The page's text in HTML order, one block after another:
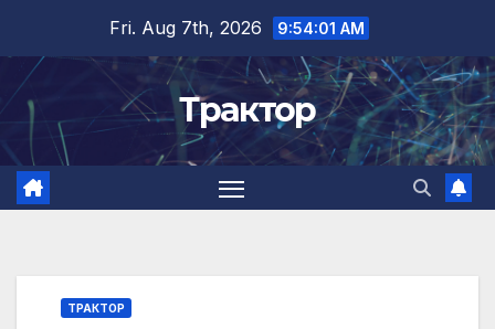
content
Fri. Aug 7th, 2026 9:54:01 AM
Трактор
ТРАКТОР